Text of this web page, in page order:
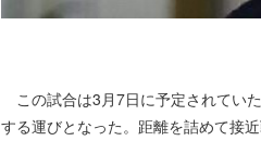
この試合は3月7日に予定されてい
する運びとなった。距離を詰めて接